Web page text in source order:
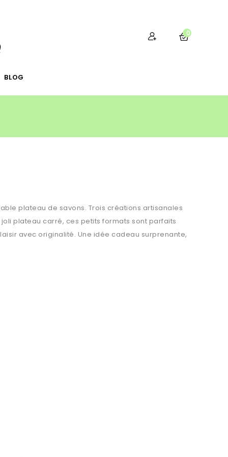
0
BLOG
plateau de savons. Trois créations artisanales
plateau carré, ces petits formats sont parfaits
avec originalité. Une idée cadeau surprenante,